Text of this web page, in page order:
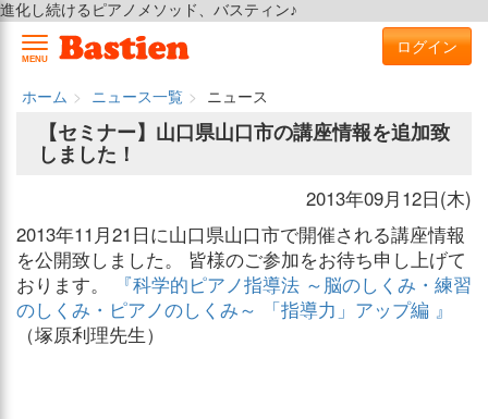
進化し続けるピアノメソッド、バスティン♪
MENU
ログイン
ホーム ニュース一覧
ニュース
【セミナー】山口県山口市の講座情報を追加致
しました！
2013年09月12日(木)
2013年11月21日に山口県山口市で開催される講座情報
を公開致しました。 皆様のご参加をお待ち申し上げて
おります。
『科学的ピアノ指導法 ～脳のしくみ・練習
のしくみ・ピアノのしくみ～ 「指導力」アップ編 』
（塚原利理先生）